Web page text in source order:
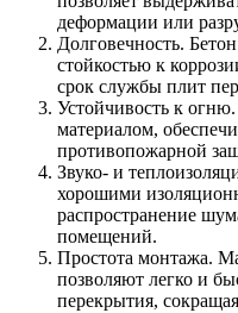
деформации или
Долговечность.
стойкостью к
срок службы плит
Устойчивость к
материалом,
противопожарной
Звуко- и
хорошими
распространение
помещений.
Простота монтажа.
позволяют легко и
перекрытия,